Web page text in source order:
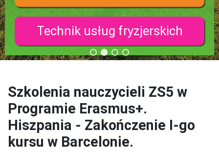
Technik usług fryzjerskich
Szkolenia nauczycieli ZS5 w
Programie Erasmus+.
Hiszpania - Zakończenie I-go
kursu w Barcelonie.